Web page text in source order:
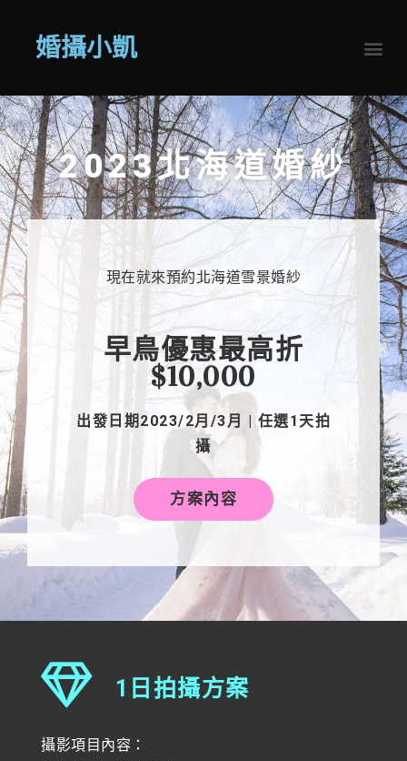
婚攝小凱
2023北海道婚紗
現在就來預約北海道雪景婚紗
早鳥優惠最高折
$10,000
出發日期2023/2月/3月 | 任選1天拍
攝
方案內容
1日拍攝方案
攝影項目內容：